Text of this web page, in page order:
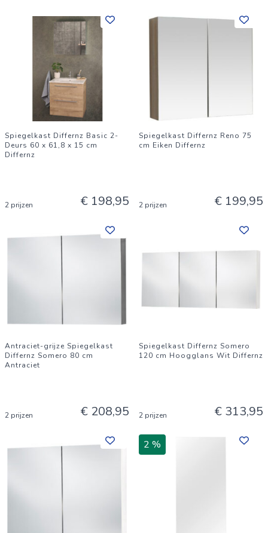
Spiegelkast Differnz Basic 2-
Deurs 60 x 61,8 x 15 cm
Differnz
2 prijzen € 198,95
Spiegelkast Differnz Reno 75
cm Eiken Differnz
2 prijzen € 199,95
Antraciet-grijze Spiegelkast
Differnz Somero 80 cm
Antraciet
2 prijzen € 208,95
Spiegelkast Differnz Somero
120 cm Hoogglans Wit Differnz
2 prijzen € 313,95
2 %